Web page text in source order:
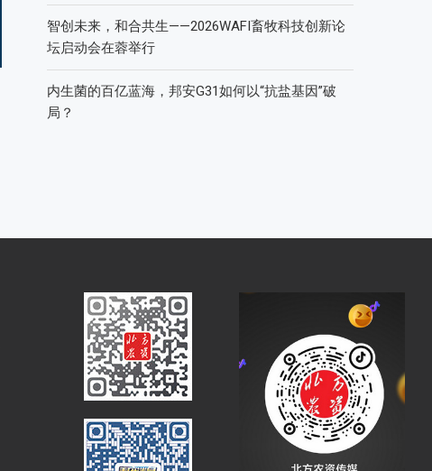
智创未来，和合共生——2026WAFI畜牧科技创新论
坛启动会在蓉举行
内生菌的百亿蓝海，邦安G31如何以“抗盐基因”破
局？